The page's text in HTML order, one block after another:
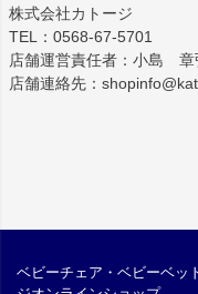
株式会社カトージ
TEL：0568-67-5701
店舗運営責任者：小島 章
店舗連絡先：
ベビーチェア・ベビーベッ